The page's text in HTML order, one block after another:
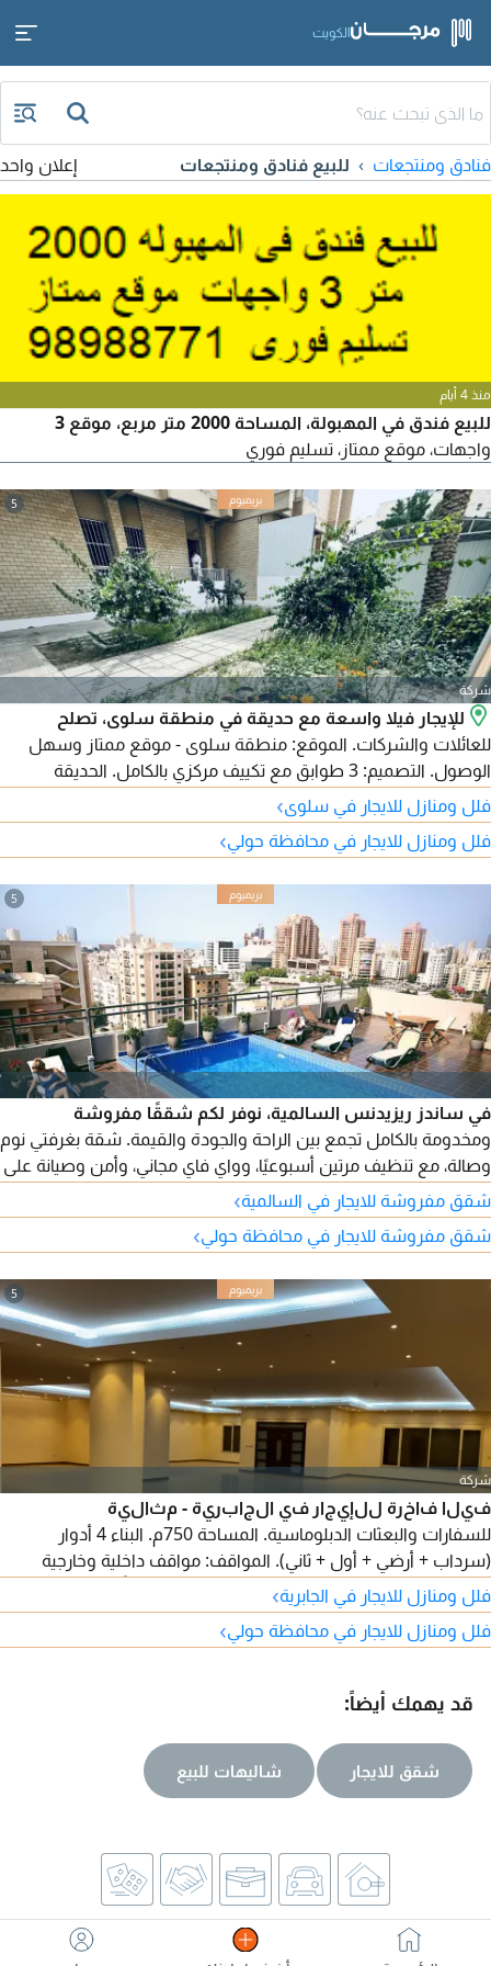
الكويت
فنادق ومنتجعات للبيع فنادق ومنتجعات إعلان واحد
منذ 4 أيام
للبيع فندق في المهبولة، المساحة 2000 متر مربع، موقع 3
واجهات، موقع ممتاز، تسليم فوري
5
شركة
للإيجار فيلا واسعة مع حديقة في منطقة سلوى، تصلح
للعائلات والشركات. الموقع: منطقة سلوى - موقع ممتاز وسهل
الوصول. التصميم: 3 طوابق مع تكييف مركزي بالكامل. الحديقة
والمواقف: حديقة خاصة ومواقف سيارات داخلية وخارجية تتسع لعدة
سيارات. توزيع الأدوار: الطابق الأرضي: صالات استقبال واسعة +
مطبخ مجهز + حمام ومغاسل ضيوف + حديقة + مواقف. الطابق
فلل ومنازل للايجار في سلوى›
فلل ومنازل للايجار في محافظة حولي›
5
في ساندز ريزيدنس السالمية، نوفر لكم شققًا مفروشة
ومخدومة بالكامل تجمع بين الراحة والجودة والقيمة. شقة بغرفتي نوم
وصالة، مع تنظيف مرتين أسبوعيًا، وواي فاي مجاني، وأمن وصيانة على
مدار الساعة، وعقود شهرية وسنوية.
شقق مفروشة للايجار في السالمية›
شقق مفروشة للايجار في محافظة حولي›
5
شركة
فيلا فاخرة للإيجار في الجابرية - مثالية
للسفارات والبعثات الدبلوماسية. المساحة 750م. البناء 4 أدوار
(سرداب + أرضي + أول + ثاني). المواقف: مواقف داخلية وخارجية
تتسع لعدة سيارات. الموقع: موقع مميز وهادئ جداً مع سهولة
الوصول والخدمات. الفئة المستهدفة: الهيئات الدبلوماسية،
السفارات، السكني VIP، ورجال الأعمال. للمزيد من التفاصيل
فلل ومنازل للايجار في الجابرية›
فلل ومنازل للايجار في محافظة حولي›
قد يهمك أيضاً:
شقق للايجار شاليهات للبيع